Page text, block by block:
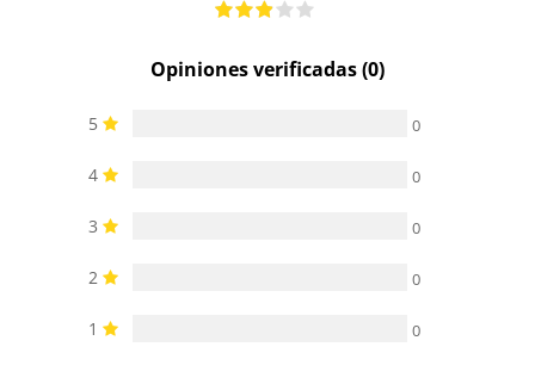
Opiniones verificadas (0)
5 0
4 0
3 0
2 0
1 0